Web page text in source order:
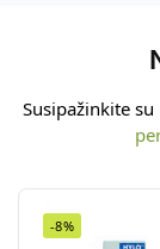
Susipažinkite
-8%